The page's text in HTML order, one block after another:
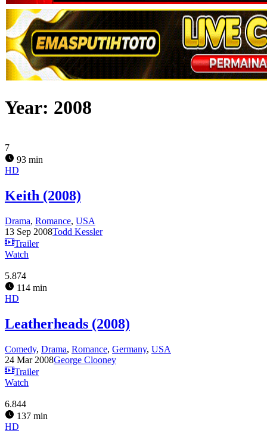
Year: 2008
7
93 min
HD
Keith (2008)
Drama, Romance, USA
13 Sep 2008Todd Kessler
Trailer
Watch
5.874
114 min
HD
Leatherheads (2008)
Comedy, Drama, Romance, Germany, USA
24 Mar 2008George Clooney
Trailer
Watch
6.844
137 min
HD